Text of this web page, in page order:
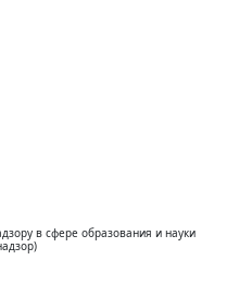
в сфере образования и науки